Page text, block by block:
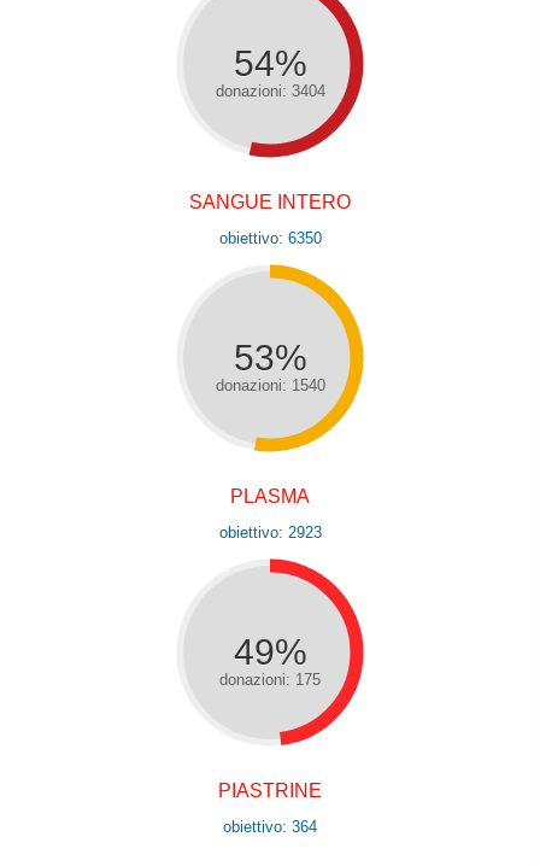
54%
donazioni: 3404
SANGUE INTERO
obiettivo: 6350
53%
donazioni: 1540
PLASMA
obiettivo: 2923
49%
donazioni: 175
PIASTRINE
obiettivo: 364